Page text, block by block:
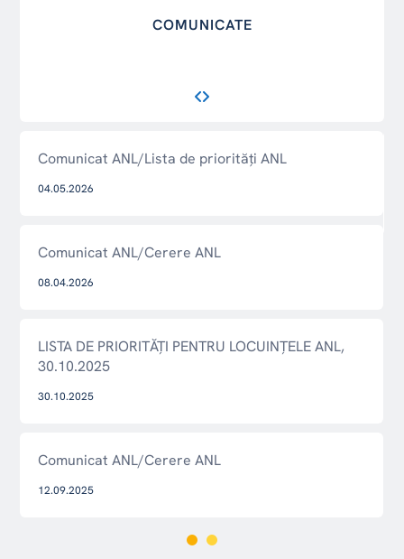
COMUNICATE
Comunicat ANL/Lista de priorități ANL
04.05.2026
Comunicat ANL/Cerere ANL
08.04.2026
LISTA DE PRIORITĂȚI PENTRU LOCUINȚELE ANL,
30.10.2025
30.10.2025
Comunicat ANL/Cerere ANL
12.09.2025